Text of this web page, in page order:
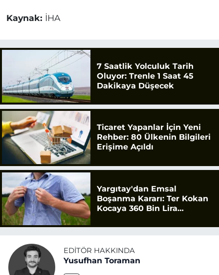
Kaynak: İHA
7 Saatlik Yolculuk Tarih
Oluyor: Trenle 1 Saat 45
Dakikaya Düşecek
Ticaret Yapanlar İçin Yeni
Rehber: 80 Ülkenin Bilgileri
Erişime Açıldı
Yargıtay'dan Emsal
Boşanma Kararı: Ter Kokan
Kocaya 360 Bin Lira
EDITÖR HAKKINDA
Yusufhan Toraman